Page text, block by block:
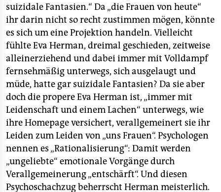
suizidale Fantasien.“ Da „die Frauen von heute“
ihr darin nicht so recht zustimmen mögen, könnte
es sich um eine Projektion handeln. Vielleicht
fühlte Eva Herman, dreimal geschieden, zeitweise
alleinerziehend und dabei immer mit Volldampf
fernsehmäßig unterwegs, sich ausgelaugt und
müde, hatte gar suizidale Fantasien? Da sie aber
doch die propere Eva Herman ist, „immer mit
Leidenschaft und einem Lachen“ unterwegs, wie
ihre Homepage versichert, verallgemeinert sie ihr
Leiden zum Leiden von „uns Frauen“. Psychologen
nennen es „Rationalisierung“: Damit werden
„ungeliebte“ emotionale Vorgänge durch
Verallgemeinerung „entschärft“. Und diesen
Psychoschachzug beherrscht Herman meisterlich.